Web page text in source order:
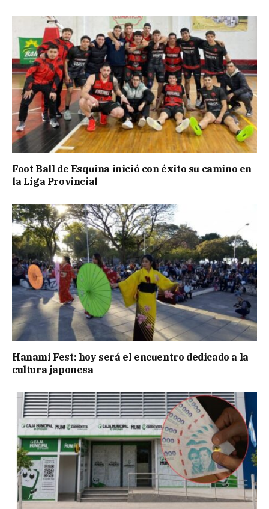
Foot Ball de Esquina inició con éxito su camino en
la Liga Provincial
Hanami Fest: hoy será el encuentro dedicado a la
cultura japonesa